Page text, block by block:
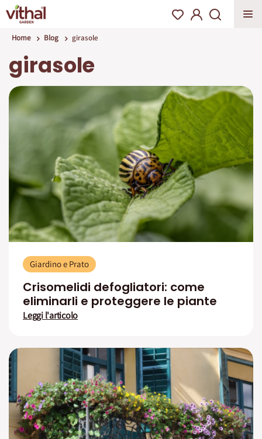
Home Blog girasole
girasole
Giardino e Prato
Crisomelidi defogliatori: come
eliminarli e proteggere le piante
Leggi l'articolo